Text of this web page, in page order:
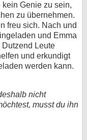
Genie zu sein,
zu übernehmen.
freu sich. Nach und
und Emma
Dutzend Leute
und erkundigt
werden kann.
nicht
musst du ihn